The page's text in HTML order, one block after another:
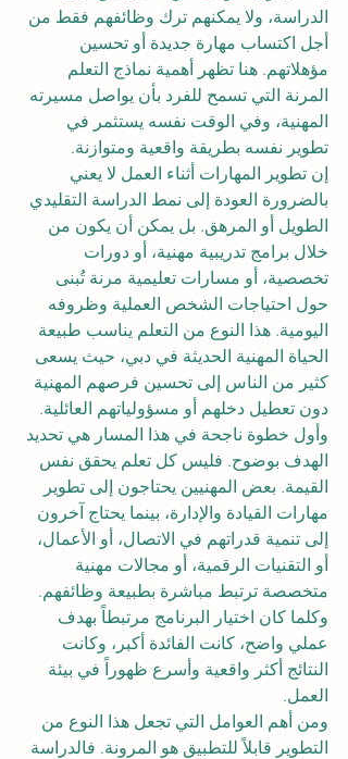
الدراسة، ولا يمكنهم ترك وظائفهم فقط من
أجل اكتساب مهارة جديدة أو تحسين
مؤهلاتهم. هنا تظهر أهمية نماذج التعلم
المرنة التي تسمح للفرد بأن يواصل مسيرته
المهنية، وفي الوقت نفسه يستثمر في
تطوير نفسه بطريقة واقعية ومتوازنة.
إن تطوير المهارات أثناء العمل لا يعني
بالضرورة العودة إلى نمط الدراسة التقليدي
الطويل أو المرهق. بل يمكن أن يكون من
خلال برامج تدريبية مهنية، أو دورات
تخصصية، أو مسارات تعليمية مرنة تُبنى
حول احتياجات الشخص العملية وظروفه
اليومية. هذا النوع من التعلم يناسب طبيعة
الحياة المهنية الحديثة في دبي، حيث يسعى
كثير من الناس إلى تحسين فرصهم المهنية
دون تعطيل دخلهم أو مسؤولياتهم العائلية.
وأول خطوة ناجحة في هذا المسار هي تحديد
الهدف بوضوح. فليس كل تعلم يحقق نفس
القيمة. بعض المهنيين يحتاجون إلى تطوير
مهارات القيادة والإدارة، بينما يحتاج آخرون
إلى تنمية قدراتهم في الاتصال، أو الأعمال،
أو التقنيات الرقمية، أو مجالات مهنية
متخصصة ترتبط مباشرة بطبيعة وظائفهم.
وكلما كان اختيار البرنامج مرتبطاً بهدف
عملي واضح، كانت الفائدة أكبر، وكانت
النتائج أكثر واقعية وأسرع ظهوراً في بيئة
العمل.
ومن أهم العوامل التي تجعل هذا النوع من
التطوير قابلاً للتطبيق هو المرونة. فالدراسة